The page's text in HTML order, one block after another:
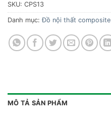
SKU: CPS13
Danh mục:Đồ nội thất composite
MÔ TẢ SẢN PHẨM